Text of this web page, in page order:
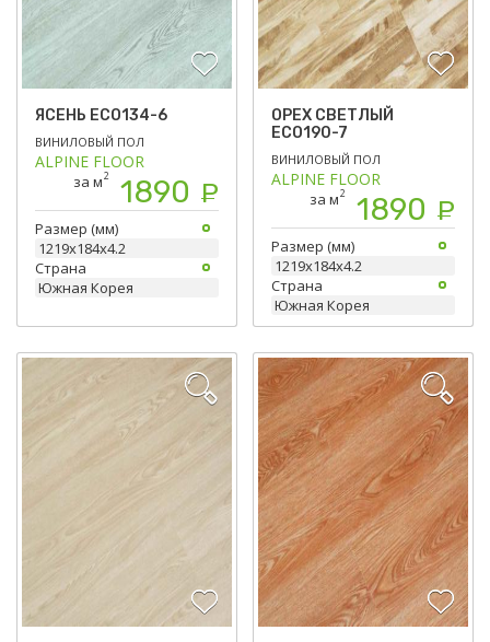
ЯСЕНЬ ЕСО134-6
ВИНИЛОВЫЙ ПОЛ
ALPINE FLOOR
за м2 1890 Р
Размер (мм)
1219х184х4.2
Страна
Южная Корея
ОРЕХ СВЕТЛЫЙ
ЕСО190-7
ВИНИЛОВЫЙ ПОЛ
ALPINE FLOOR
за м2 1890 Р
Размер (мм)
1219х184х4.2
Страна
Южная Корея